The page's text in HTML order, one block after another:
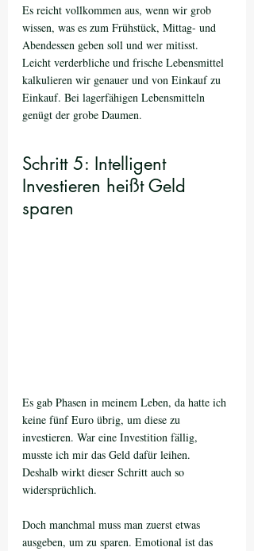
Es reicht vollkommen aus, wenn wir grob
wissen, was es zum Frühstück, Mittag- und
Abendessen geben soll und wer mitisst.
Leicht verderbliche und frische Lebensmittel
kalkulieren wir genauer und von Einkauf zu
Einkauf. Bei lagerfähigen Lebensmitteln
genügt der grobe Daumen.
Schritt 5: Intelligent
Investieren heißt Geld
sparen
Es gab Phasen in meinem Leben, da hatte ich
keine fünf Euro übrig, um diese zu
investieren. War eine Investition fällig,
musste ich mir das Geld dafür leihen.
Deshalb wirkt dieser Schritt auch so
widersprüchlich.
Doch manchmal muss man zuerst etwas
ausgeben, um zu sparen. Emotional ist das